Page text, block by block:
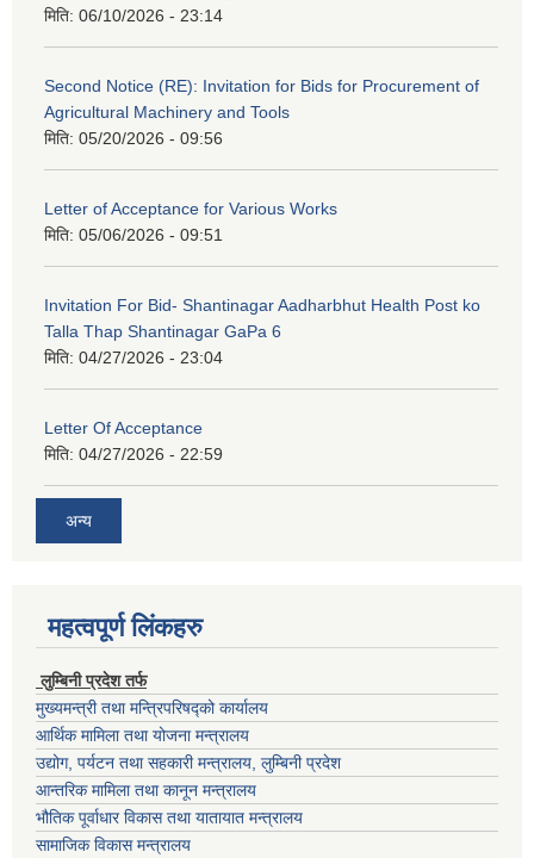
मिति: 06/10/2026 - 23:14
Second Notice (RE): Invitation for Bids for Procurement of
Agricultural Machinery and Tools
मिति: 05/20/2026 - 09:56
Letter of Acceptance for Various Works
मिति: 05/06/2026 - 09:51
Invitation For Bid- Shantinagar Aadharbhut Health Post ko
Talla Thap Shantinagar GaPa 6
मिति: 04/27/2026 - 23:04
Letter Of Acceptance
मिति: 04/27/2026 - 22:59
अन्य
महत्वपूर्ण लिंकहरु
लुम्बिनी प्रदेश तर्फ
मुख्यमन्त्री तथा मन्त्रिपरिषद्को कार्यालय
आर्थिक मामिला तथा योजना मन्त्रालय
उद्योग, पर्यटन तथा सहकारी मन्त्रालय, लुम्बिनी प्रदेश
आन्तरिक मामिला तथा कानून मन्त्रालय
भौतिक पूर्वाधार विकास तथा यातायात मन्त्रालय
सामाजिक विकास मन्त्रालय